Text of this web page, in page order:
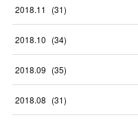
2018.11 (31)
2018.10 (34)
2018.09 (35)
2018.08 (31)